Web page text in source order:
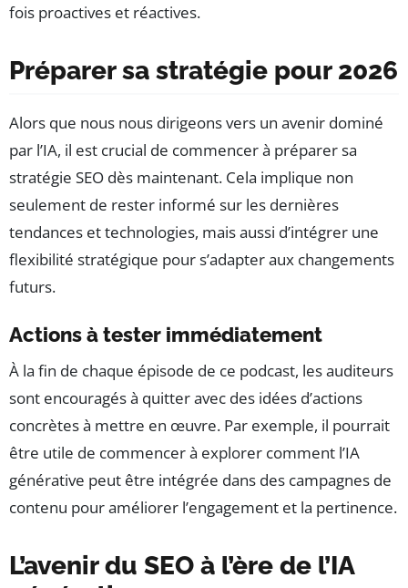
fois proactives et réactives.
Préparer sa stratégie pour 2026
Alors que nous nous dirigeons vers un avenir dominé
par l’IA, il est crucial de commencer à préparer sa
stratégie SEO dès maintenant. Cela implique non
seulement de rester informé sur les dernières
tendances et technologies, mais aussi d’intégrer une
flexibilité stratégique pour s’adapter aux changements
futurs.
Actions à tester immédiatement
À la fin de chaque épisode de ce podcast, les auditeurs
sont encouragés à quitter avec des idées d’actions
concrètes à mettre en œuvre. Par exemple, il pourrait
être utile de commencer à explorer comment l’IA
générative peut être intégrée dans des campagnes de
contenu pour améliorer l’engagement et la pertinence.
L’avenir du SEO à l’ère de l’IA